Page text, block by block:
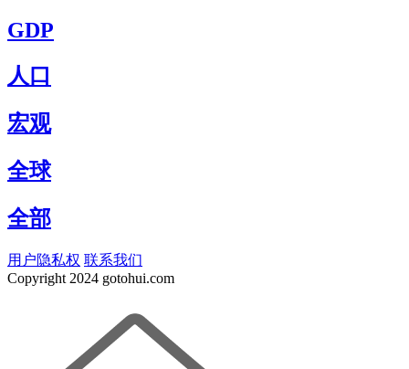
GDP
人口
宏观
全球
全部
用户隐私权 联系我们
Copyright 2024 gotohui.com